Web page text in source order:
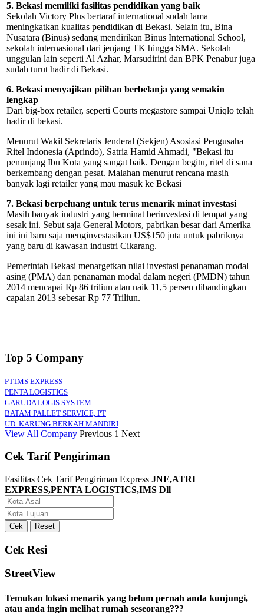
5. Bekasi memiliki fasilitas pendidikan yang baik
Sekolah Victory Plus bertaraf international sudah lama
meningkatkan kualitas pendidikan di Bekasi. Selain itu, Bina
Nusatara (Binus) sedang mendirikan Binus International School,
sekolah internasional dari jenjang TK hingga SMA. Sekolah
unggulan lain seperti Al Azhar, Marsudirini dan BPK Penabur juga
sudah turut hadir di Bekasi.
6. Bekasi menyajikan pilihan berbelanja yang semakin
lengkap
Dari big-box retailer, seperti Courts megastore sampai Uniqlo telah
hadir di bekasi.
Menurut Wakil Sekretaris Jenderal (Sekjen) Asosiasi Pengusaha
Ritel Indonesia (Aprindo), Satria Hamid Ahmadi, "Bekasi itu
penunjang Ibu Kota yang sangat baik. Dengan begitu, ritel di sana
berkembang dengan pesat. Malahan menurut rencana masih
banyak lagi retailer yang mau masuk ke Bekasi
7. Bekasi berpeluang untuk terus menarik minat investasi
Masih banyak industri yang berminat berinvestasi di tempat yang
sesak ini. Sebut saja General Motors, pabrikan besar dari Amerika
ini ini baru saja menginvestasikan US$150 juta untuk pabriknya
yang baru di kawasan industri Cikarang.
Pemerintah Bekasi menargetkan nilai investasi penanaman modal
asing (PMA) dan penanaman modal dalam negeri (PMDN) tahun
2014 mencapai Rp 86 triliun atau naik 11,5 persen dibandingkan
capaian 2013 sebesar Rp 77 Triliun.
Top 5 Company
PT.IMS EXPRESS
PENTA LOGISTICS
GARUDA LOGIS SYSTEM
BATAM PALLET SERVICE, PT
UD. KARUNG BERKAH MANDIRI
View All Company Previous 1 Next
Cek Tarif Pengiriman
Fasilitas Cek Tarif Pengiriman Express JNE,ATRI
EXPRESS,PENTA LOGISTICS,IMS Dll
Cek Resi
StreetView
Temukan lokasi menarik yang belum pernah anda kunjungi,
atau anda ingin melihat rumah seseorang???